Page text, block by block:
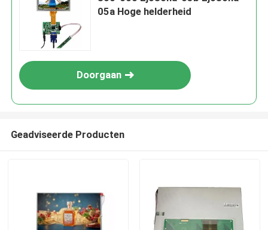
05a Hoge helderheid
Doorgaan
Geadviseerde Producten